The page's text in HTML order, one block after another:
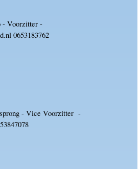
- Voorzitter -
0653183762
- Vice Voorzitter -